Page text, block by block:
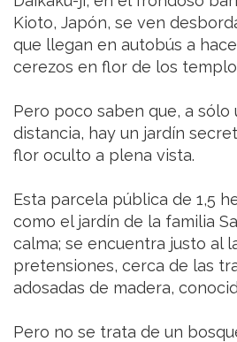
Kioto, Japón, se ven
que llegan en autobús a
cerezos en flor de los
Pero poco saben que, a
distancia, hay un jardín
flor oculto a plena vista.
Esta parcela pública de 1,5
como el jardín de la familia
calma; se encuentra justo al
pretensiones, cerca de las
adosadas de madera,
Pero no se trata de un